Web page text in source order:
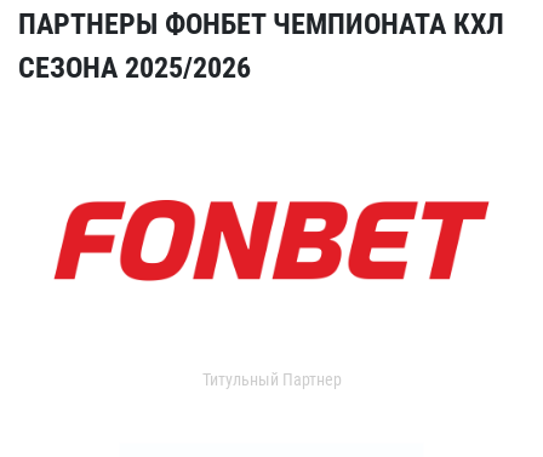
ПАРТНЕРЫ ФОНБЕТ ЧЕМПИОНАТА КХЛ
СЕЗОНА 2025/2026
Титульный Партнер